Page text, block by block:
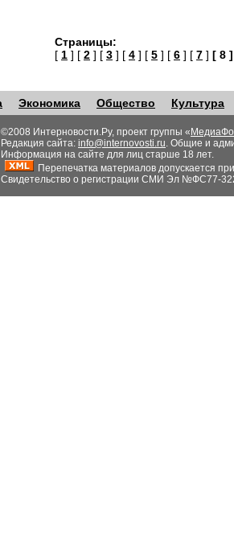
Страницы:
[ 1 ] [ 2 ] [ 3 ] [ 4 ] [ 5 ] [ 6 ] [ 7 ] [ 8 ]
Экономика Общество Культура
©2008 Интерновости.Ру, проект группы «
Редакция сайта: info@internovosti.ru. Общие и
Информация на сайте для лиц старше 18 лет.
Перепечатка материалов допускается
Свидетельство о регистрации СМИ Эл №ФС77-